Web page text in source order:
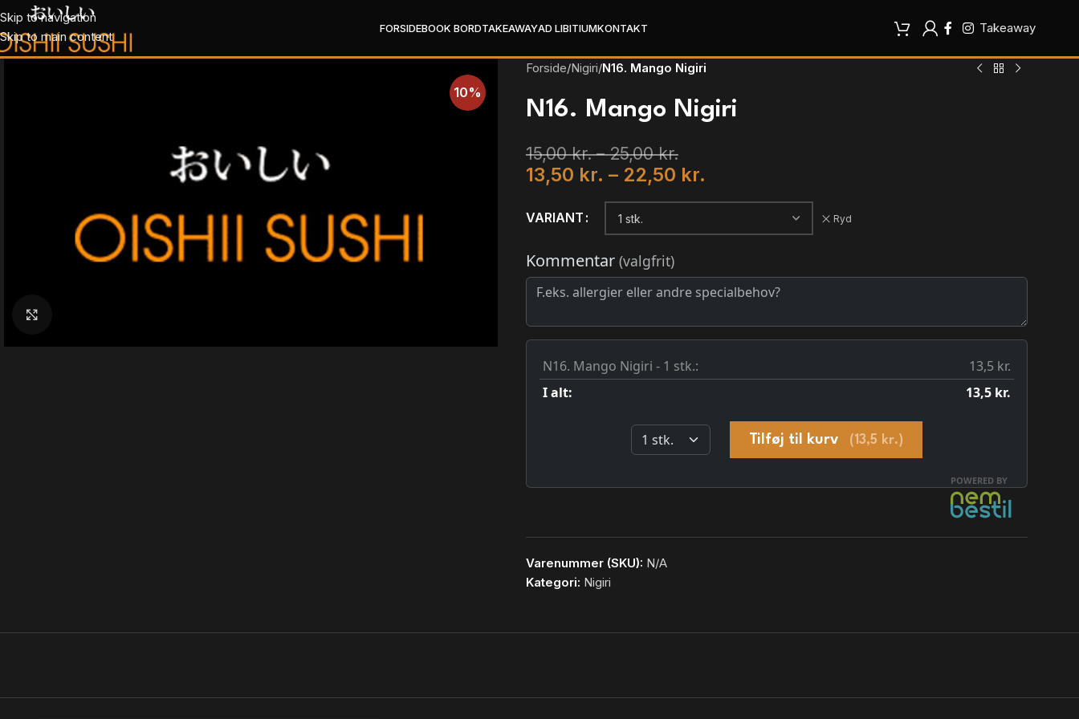
Skip to navigation
Skip to main content
FORSIDEBOOK BORDTAKEAWAYAD LIBITIUMKONTAKT Takeaway
10%
Forside/Nigiri/N16. Mango Nigiri
N16. Mango Nigiri
15,00kr. – 25,00kr.
13,50 kr. – 22,50 kr.
VARIANT Ryd
Varenummer (SKU): N/A
Kategori: Nigiri